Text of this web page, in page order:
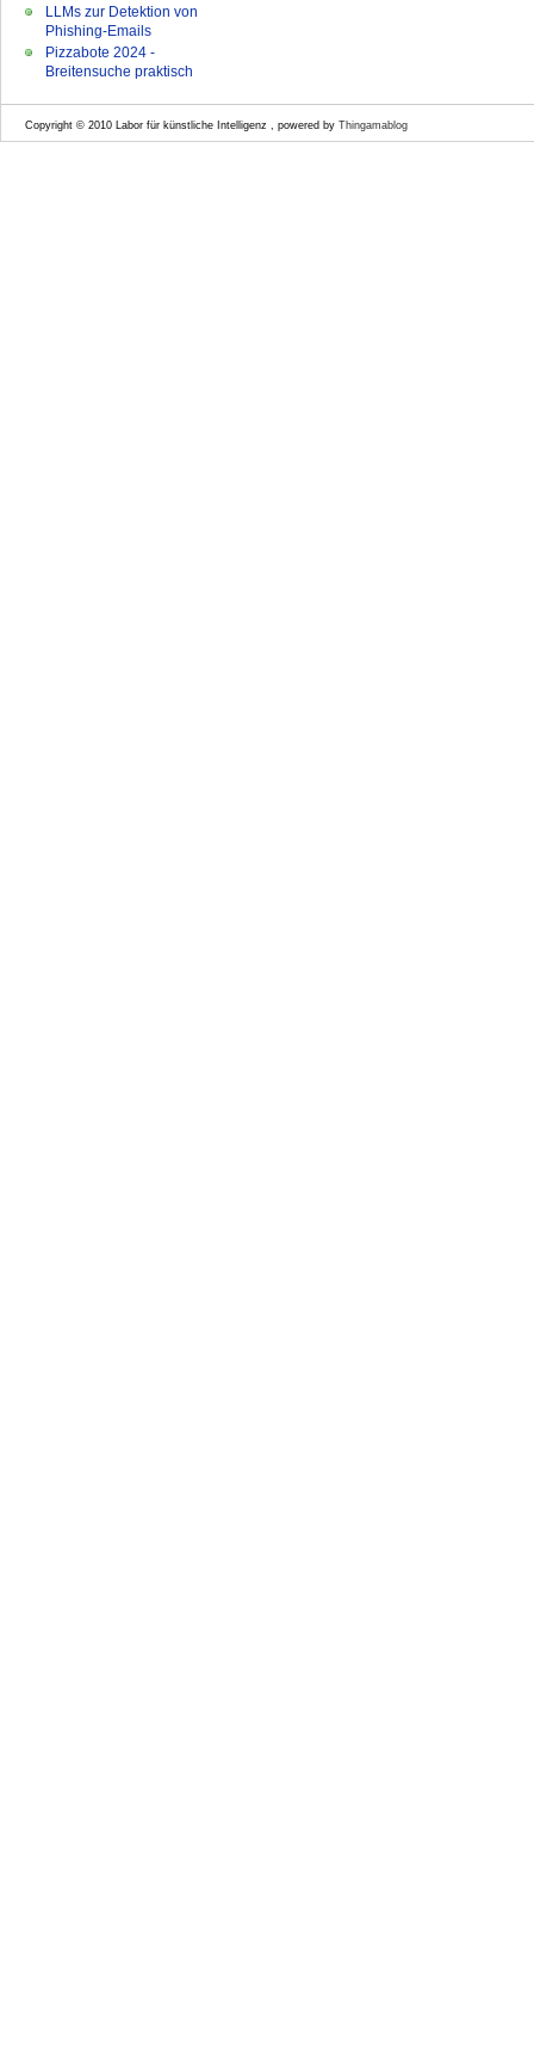
LLMs zur Detektion von
Phishing-Emails
Pizzabote 2024 -
Breitensuche praktisch
Copyright © 2010 Labor für künstliche Intelligenz , powered by Thingamablog